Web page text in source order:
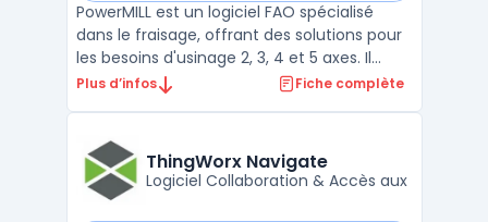
PowerMILL est un logiciel FAO spécialisé
dans le fraisage, offrant des solutions pour
les besoins d'usinage 2, 3, 4 et 5 axes. Il
fournit des outils avancés pour la
opérations.Les utilisateurs bénéficient d'un
environnemen ...
Plus d’infos Fiche complète
ThingWorx Navigate
Logiciel Collaboration & Accès aux